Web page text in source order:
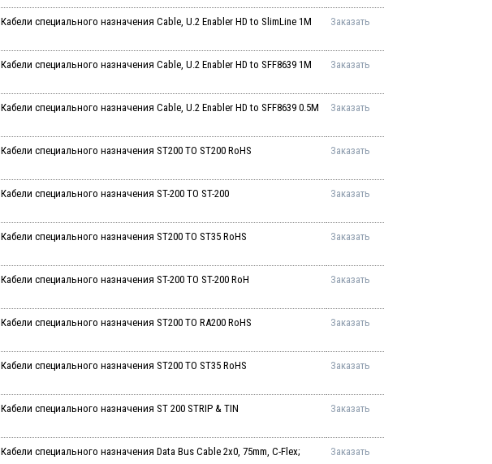
Кабели специального назначения Cable, U.2 Enabler HD to SlimLine 1M Заказать
Кабели специального назначения Cable, U.2 Enabler HD to SFF8639 1M Заказать
Кабели специального назначения Cable, U.2 Enabler HD to SFF8639 0.5M Заказать
Кабели специального назначения ST200 TO ST200 RoHS Заказать
Кабели специального назначения ST-200 TO ST-200 Заказать
Кабели специального назначения ST200 TO ST35 RoHS Заказать
Кабели специального назначения ST-200 TO ST-200 RoH Заказать
Кабели специального назначения ST200 TO RA200 RoHS Заказать
Кабели специального назначения ST200 TO ST35 RoHS Заказать
Кабели специального назначения ST 200 STRIP & TIN Заказать
Кабели специального назначения Data Bus Cable 2x0, 75mm, C-Flex;
Заказать